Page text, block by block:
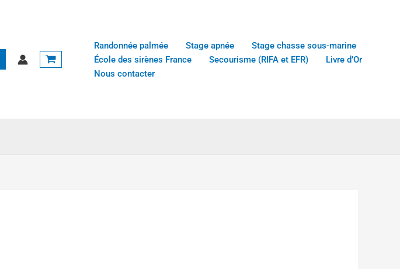
Randonnée palmée Stage apnée
Stage chasse sous-marine
École des sirènes France
Secourisme (RIFA et EFR)
Livre d’Or
Nous contacter